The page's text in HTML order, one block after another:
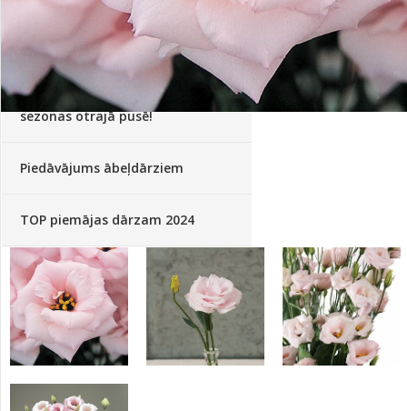
Palīglīdzekļi augu audzēšanai
Klientu Diena
Novatec - izcils mēslošanai arī
sezonas otrajā pusē!
Piedāvājums ābeļdārziem
TOP piemājas dārzam 2024